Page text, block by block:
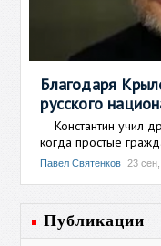
Благодаря
русского
Константин учил
когда простые
Павел Святенков 23
Публикации